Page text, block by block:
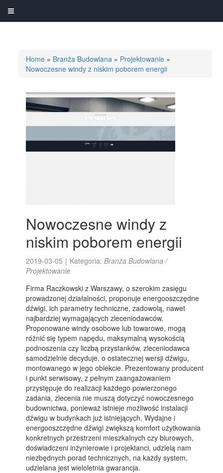
Home » Branża Budowlana » Projektowanie »
Nowoczesne windy z niskim poborem energii
Nowoczesne windy z
niskim poborem energii
2019-03-05 | Kategoria:Branża Budowlana /
Projektowanie
Firma Raczkowski z Warszawy, o szerokim zasięgu
prowadzonej działalności, proponuje energooszczędne
dźwigi, ich parametry techniczne, zadowolą, nawet
najbardziej wymagających zleceniodawców.
Proponowane windy osobowe lub towarowe, mogą
różnić się typem napędu, maksymalną wysokością
podnoszenia czy liczbą przystanków, zleceniodawca
samodzielnie decyduje, o ostatecznej wersji dźwigu,
montowanego w jego obiekcie. Prezentowany producent
i punkt serwisowy, z pełnym zaangażowaniem
przystępuje do realizacji każdego powierzonego
zadania, zlecenia nie muszą dotyczyć nowoczesnego
budownictwa, ponieważ istnieje możliwość instalacji
dźwigu w budynkach już istniejących. Wydajne i
energooszczędne dźwigi zwiększą komfort użytkowania
konkretnych przestrzeni mieszkalnych czy biurowych,
doświadczeni inżynierowie i projektanci, udzielą nam
niezbędnych porad technicznych, na każdy system,
udzielana jest wieloletnia gwarancja.